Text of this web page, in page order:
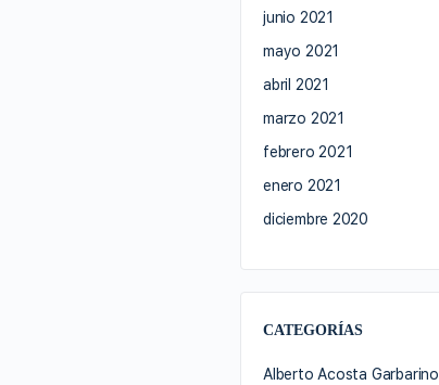
junio 2021
mayo 2021
abril 2021
marzo 2021
febrero 2021
enero 2021
diciembre 2020
CATEGORÍAS
Alberto Acosta Garbarino